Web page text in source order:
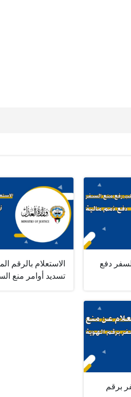
دفع
الاستعلام بالرقم
تسديد أوامر منع
برقم